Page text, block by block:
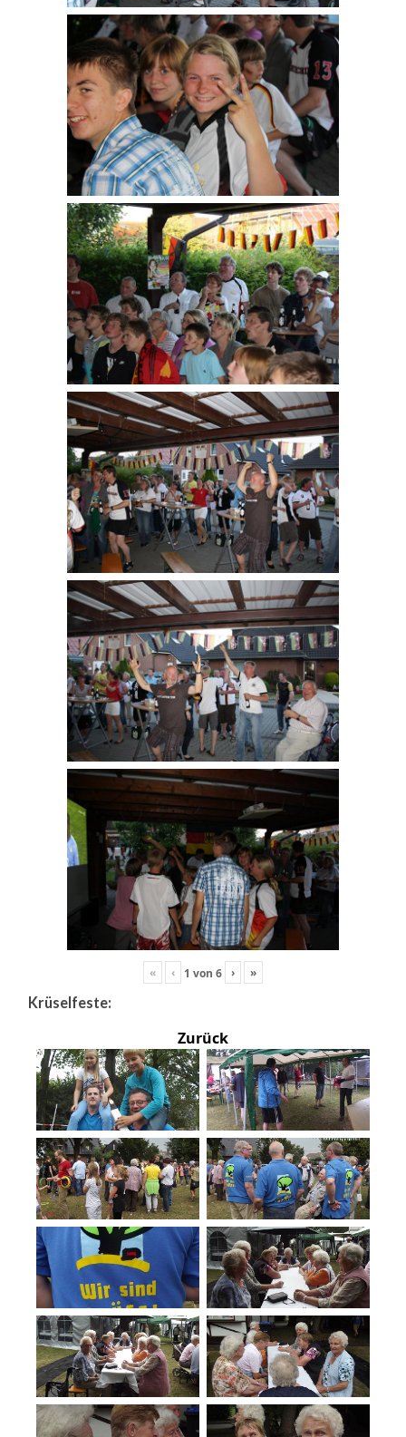
« ‹ 1 von 6 › »
Krüselfeste:
Zurück